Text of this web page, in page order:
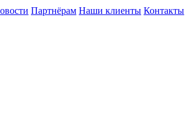
Партнёрам Наши клиенты Контакты